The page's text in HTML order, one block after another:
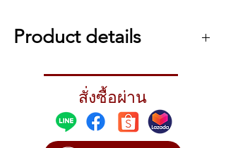
Product details
STYLE Vintage
SOUND Bright
WEIGHT Medium
สั่งซื้อผ่าน